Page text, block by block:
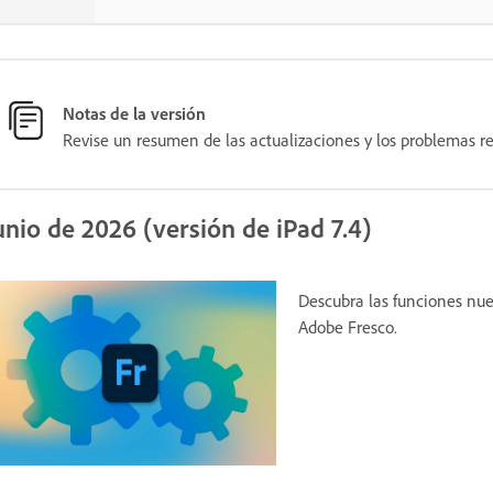
Notas de la versión
Revise un resumen de las actualizaciones y los problemas
de 2026 (versión de iPad 7.4)
Descubra las funciones
Adobe Fresco.